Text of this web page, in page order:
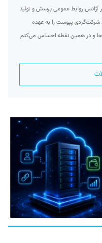
دوست دارم. از دی ۹۸ با کار در آژانس روابط عمومی پرسش و تولید
پیوست را به عهده
و در همین نقطه احساس می‌کنم